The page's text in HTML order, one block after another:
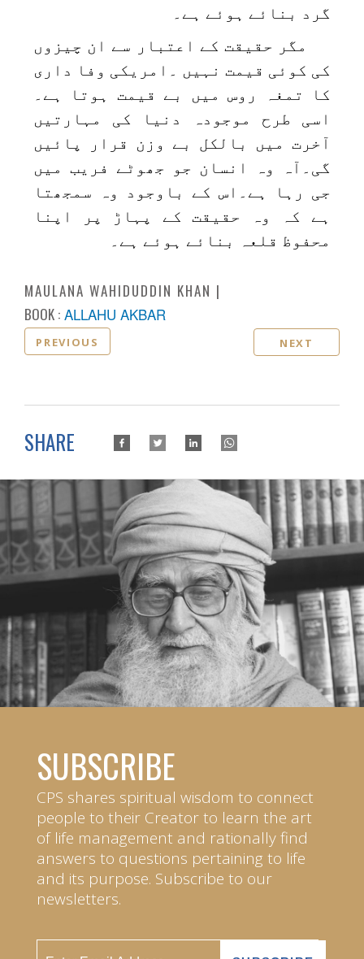
گرد بنائے ہوئے ہے۔
مگر حقیقت کے اعتبار سے ان چیزوں
کی کوئی قیمت نہیں ۔امریکی وفا داری
کا تمغہ روس میں بے قیمت ہوتا ہے۔
اسی طرح موجودہ دنیا کی مہارتیں
آخرت میں بالکل بے وزن قرار پائیں
گی۔آہ وہ انسان جو جھوٹے فریب میں
جی رہا ہے۔اس کے باوجود وہ سمجھتا
ہے کہ وہ حقیقت کے پہاڑ پر اپنا
محفوظ قلعہ بنائے ہوئے ہے۔
MAULANA WAHIDUDDIN KHAN
BOOK : ALLAHU AKBAR
PREVIOUS NEXT
SHARE
SUBSCRIBE
CPS shares spiritual wisdom to connect
people to their Creator to learn the art
of life management and rationally find
answers to questions pertaining to life
and its purpose. Subscribe to our
newsletters.